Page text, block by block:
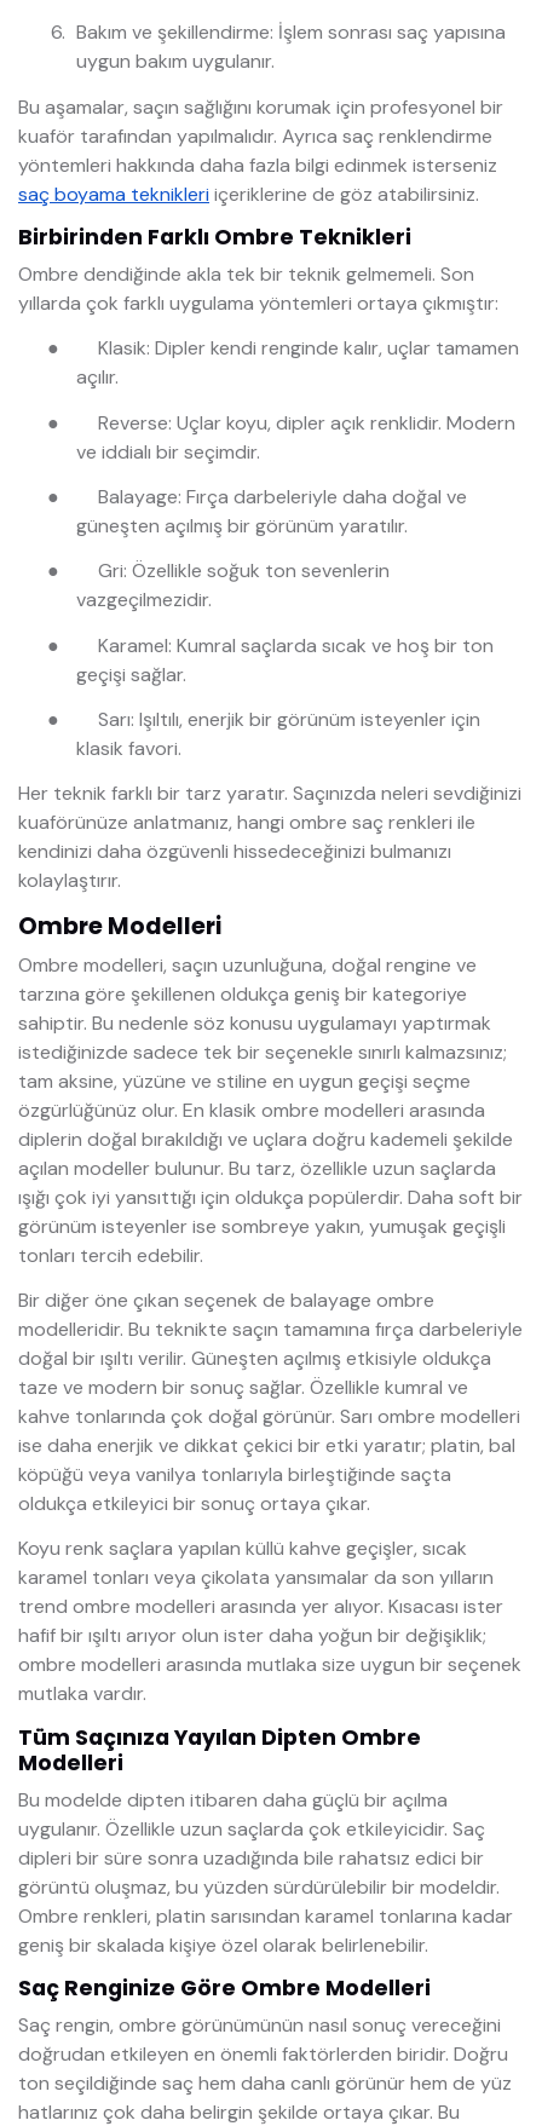
Bakım ve şekillendirme: İşlem sonrası saç yapısına
uygun bakım uygulanır.
Bu aşamalar, saçın sağlığını korumak için profesyonel bir
kuaför tarafından yapılmalıdır. Ayrıca saç renklendirme
yöntemleri hakkında daha fazla bilgi edinmek isterseniz
saç boyama teknikleri içeriklerine de göz atabilirsiniz.
Birbirinden Farklı Ombre Teknikleri
Ombre dendiğinde akla tek bir teknik gelmemeli. Son
yıllarda çok farklı uygulama yöntemleri ortaya çıkmıştır:
●
Klasik: Dipler kendi renginde kalır, uçlar tamamen
açılır.
●
Reverse: Uçlar koyu, dipler açık renklidir. Modern
ve iddialı bir seçimdir.
●
Balayage: Fırça darbeleriyle daha doğal ve
güneşten açılmış bir görünüm yaratılır.
●
Gri: Özellikle soğuk ton sevenlerin
vazgeçilmezidir.
●
Karamel: Kumral saçlarda sıcak ve hoş bir ton
geçişi sağlar.
●
Sarı: Işıltılı, enerjik bir görünüm isteyenler için
klasik favori.
Her teknik farklı bir tarz yaratır. Saçınızda neleri sevdiğinizi
kuaförünüze anlatmanız, hangi ombre saç renkleri ile
kendinizi daha özgüvenli hissedeceğinizi bulmanızı
kolaylaştırır.
Ombre Modelleri
Ombre modelleri, saçın uzunluğuna, doğal rengine ve
tarzına göre şekillenen oldukça geniş bir kategoriye
sahiptir. Bu nedenle söz konusu uygulamayı yaptırmak
istediğinizde sadece tek bir seçenekle sınırlı kalmazsınız;
tam aksine, yüzüne ve stiline en uygun geçişi seçme
özgürlüğünüz olur. En klasik ombre modelleri arasında
diplerin doğal bırakıldığı ve uçlara doğru kademeli şekilde
açılan modeller bulunur. Bu tarz, özellikle uzun saçlarda
ışığı çok iyi yansıttığı için oldukça popülerdir. Daha soft bir
görünüm isteyenler ise sombreye yakın, yumuşak geçişli
tonları tercih edebilir.
Bir diğer öne çıkan seçenek de balayage ombre
modelleridir. Bu teknikte saçın tamamına fırça darbeleriyle
doğal bir ışıltı verilir. Güneşten açılmış etkisiyle oldukça
taze ve modern bir sonuç sağlar. Özellikle kumral ve
kahve tonlarında çok doğal görünür. Sarı ombre modelleri
ise daha enerjik ve dikkat çekici bir etki yaratır; platin, bal
köpüğü veya vanilya tonlarıyla birleştiğinde saçta
oldukça etkileyici bir sonuç ortaya çıkar.
Koyu renk saçlara yapılan küllü kahve geçişler, sıcak
karamel tonları veya çikolata yansımalar da son yılların
trend ombre modelleri arasında yer alıyor. Kısacası ister
hafif bir ışıltı arıyor olun ister daha yoğun bir değişiklik;
ombre modelleri arasında mutlaka size uygun bir seçenek
mutlaka vardır.
Tüm Saçınıza Yayılan Dipten Ombre
Modelleri
Bu modelde dipten itibaren daha güçlü bir açılma
uygulanır. Özellikle uzun saçlarda çok etkileyicidir. Saç
dipleri bir süre sonra uzadığında bile rahatsız edici bir
görüntü oluşmaz, bu yüzden sürdürülebilir bir modeldir.
Ombre renkleri, platin sarısından karamel tonlarına kadar
geniş bir skalada kişiye özel olarak belirlenebilir.
Saç Renginize Göre Ombre Modelleri
Saç rengin, ombre görünümünün nasıl sonuç vereceğini
doğrudan etkileyen en önemli faktörlerden biridir. Doğru
ton seçildiğinde saç hem daha canlı görünür hem de yüz
hatlarınız çok daha belirgin şekilde ortaya çıkar. Bu